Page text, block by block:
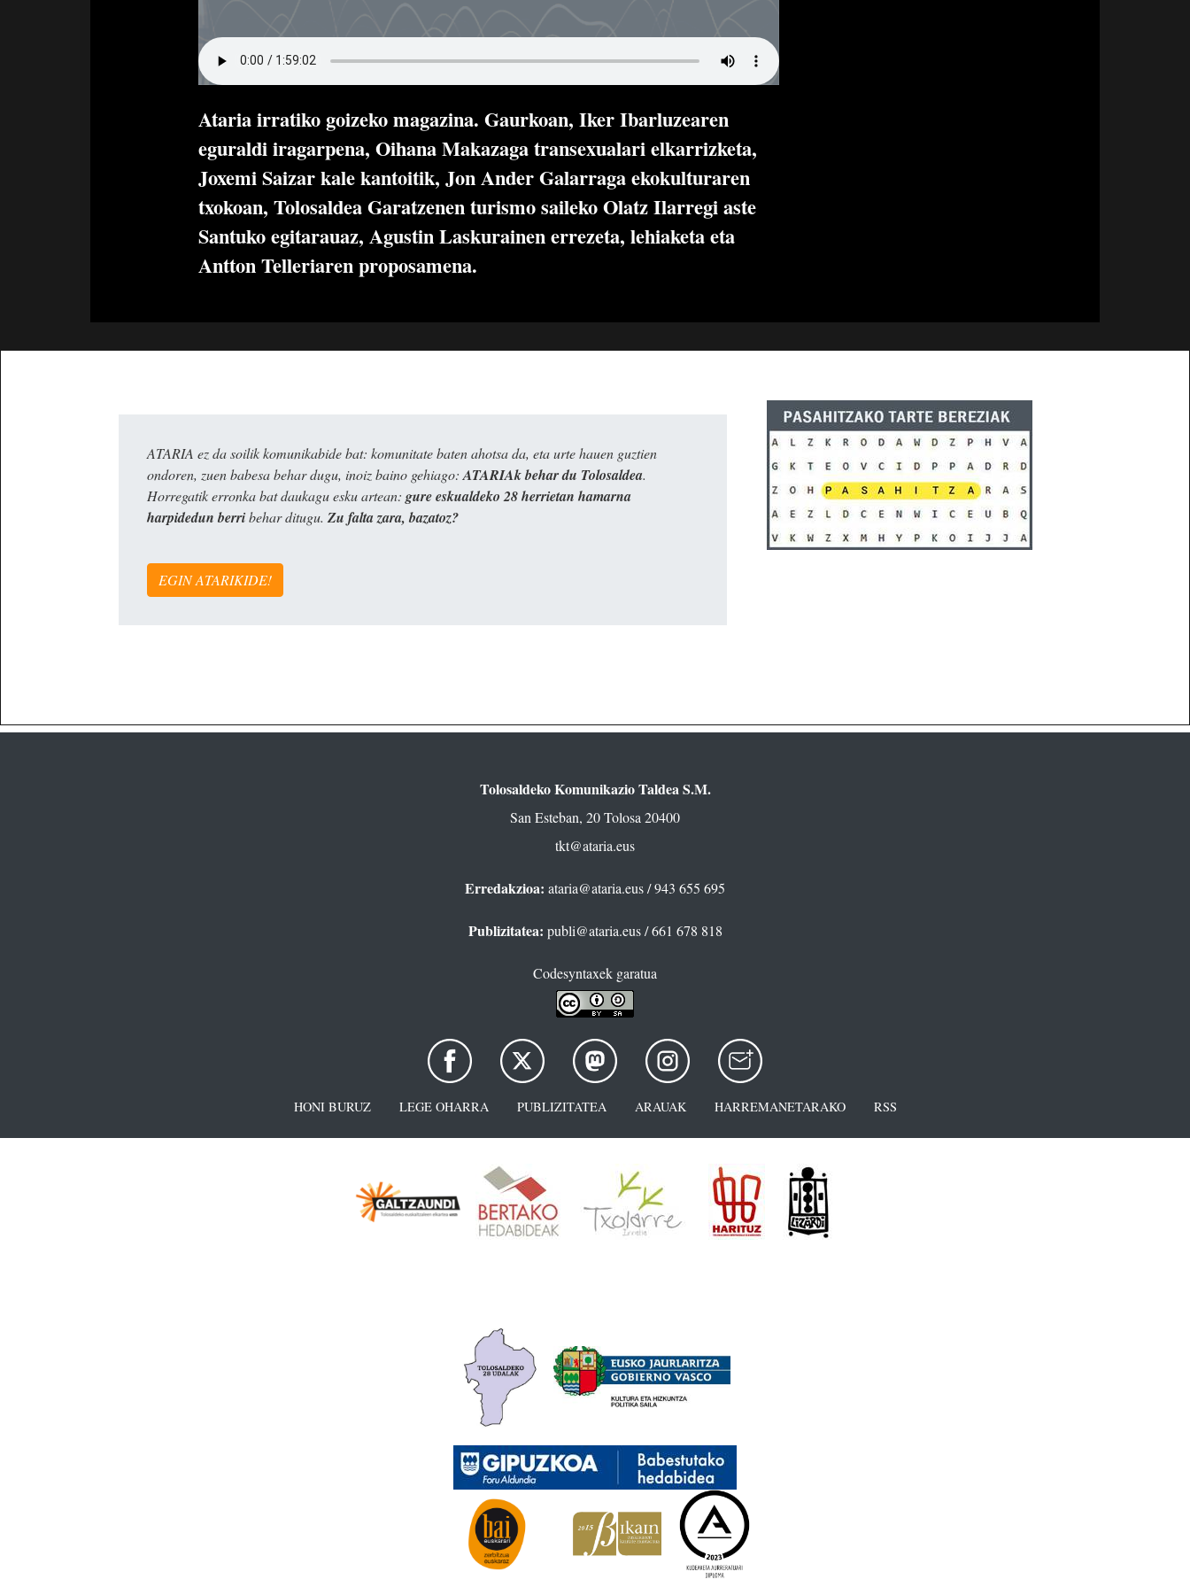
Ataria irratiko goizeko magazina. Gaurkoan, Iker Ibarluzearen
eguraldi iragarpena, Oihana Makazaga transexualari elkarrizketa,
Joxemi Saizar kale kantoitik, Jon Ander Galarraga ekokulturaren
txokoan, Tolosaldea Garatzenen turismo saileko Olatz Ilarregi aste
Santuko egitarauaz, Agustin Laskurainen errezeta, lehiaketa eta
Antton Telleriaren proposamena.
ATARIA ez da soilik komunikabide bat: komunitate baten ahotsa da, eta urte hauen guztien
ondoren, zuen babesa behar dugu, inoiz baino gehiago: ATARIAk behar du Tolosaldea.
Horregatik erronka bat daukagu esku artean: gure eskualdeko 28 herrietan hamarna
harpidedun berribehar ditugu. Zu falta zara, bazatoz?
EGIN ATARIKIDE!
Tolosaldeko Komunikazio Taldea S.M.
San Esteban, 20 Tolosa 20400
tkt@ataria.eus
Erredakzioa: ataria@ataria.eus/ 943 655 695
Publizitatea: publi@ataria.eus/ 661 678 818
Codesyntaxek garatua
HONI BURUZ LEGE OHARRA PUBLIZITATEA ARAUAK HARREMANETARAKO RSS